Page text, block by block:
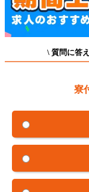
\ 質問に答え
寮